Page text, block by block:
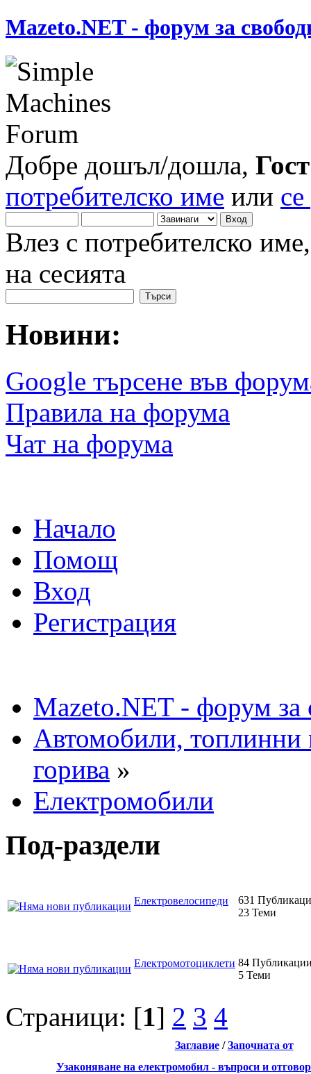
Mazeto.NET - форум за
Добре дошъл/дошла, Гост
потребителско име или
Влез с потребителско
на сесията
Новини:
Google търсене във
Правила на форума
Чат на форума
Начало
Помощ
Вход
Регистрация
Mazeto.NET - форум за
Автомобили,
горива »
Електромобили
Под-раздели
Електровелосипеди
631
23 Теми
Електромотоциклети 84
5 Теми
Страници: [1] 2 3 4
Заглавие/Започната от
Узаконяване на електромобил - въпроси и